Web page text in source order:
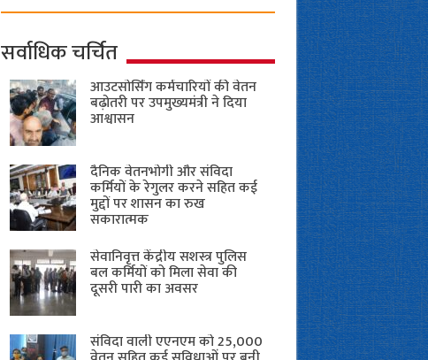
सर्वाधिक चर्चित
आउटसोर्सिंग कर्मचारियों की वेतन
बढ़ोतरी पर उपमुख्यमंत्री ने दिया
आश्वासन
दैनिक वेतनभोगी और संविदा
कर्मियों के रेगुलर करने सहित कई
मुद्दों पर शासन का रुख
सकारात्मक
सेवानिवृत्त केंद्रीय सशस्त्र पुलिस
बल ​कर्मियों को मिला सेवा की
दूसरी पारी का अवसर
संविदा वाली एएनएम को 25,000